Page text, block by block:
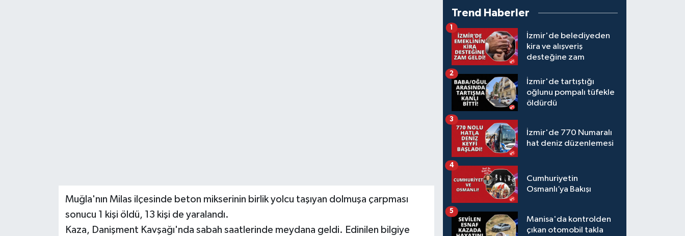
Muğla'nın Milas ilçesinde beton mikserinin birlik yolcu taşıyan dolmuşa çarpması
sonucu 1 kişi öldü, 13 kişi de yaralandı.
Kaza, Danişment Kavşağı'nda sabah saatlerinde meydana geldi. Edinilen bilgiye
Trend Haberler
İzmir'de belediyeden
kira ve alışveriş
desteğine zam
1
İzmir'de tartıştığı
oğlunu pompalı tüfekle
öldürdü
2
İzmir'de 770 Numaralı
hat deniz düzenlemesi
3
Cumhuriyetin
Osmanlı’ya Bakışı
4
Manisa'da kontrolden
çıkan otomobil takla
5